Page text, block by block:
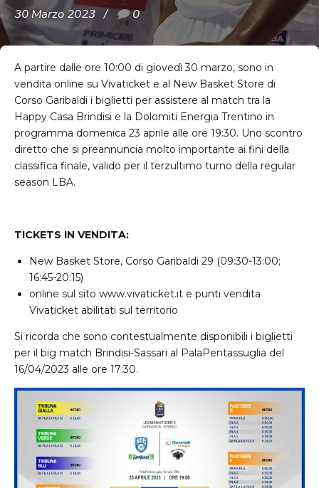
30 Marzo 2023 0
A partire dalle ore 10:00 di giovedì 30 marzo, sono in
vendita online su Vivaticket e al New Basket Store di
Corso Garibaldi i biglietti per assistere al match tra la
Happy Casa Brindisi e la Dolomiti Energia Trentino in
programma domenica 23 aprile alle ore 19:30. Uno scontro
diretto che si preannuncia molto importante ai fini della
classifica finale, valido per il terzultimo turno della regular
season LBA.
TICKETS IN VENDITA:
New Basket Store, Corso Garibaldi 29 (09:30-13:00;
16:45-20:15)
online sul sito www.vivaticket.it e punti vendita
Vivaticket abilitati sul territorio
Si ricorda che sono contestualmente disponibili i biglietti
per il big match Brindisi-Sassari al PalaPentassuglia del
16/04/2023 alle ore 17:30.